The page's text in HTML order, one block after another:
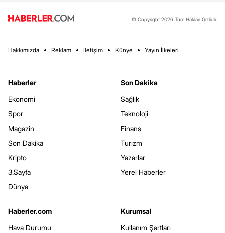
© Copyright 2026 Tüm Hakları Gizlidir.
Hakkımızda Reklam İletişim Künye Yayın İlkeleri
Haberler
Ekonomi
Spor
Magazin
Son Dakika
Kripto
3.Sayfa
Dünya
Son Dakika
Sağlık
Teknoloji
Finans
Turizm
Yazarlar
Yerel Haberler
Haberler.com
Hava Durumu
Kurumsal
Kullanım Şartları